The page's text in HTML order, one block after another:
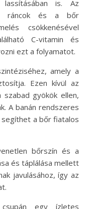
is. Az
ráncok és a bőr
csökkenésével
C-vitamin és
ezt a folyamatot.
amely a
Ezen kívül az
gyökök ellen,
A banán rendszeres
segíthet a bőr fiatalos
bőrszín és a
és táplálása mellett
javulásához, így az
egy ízletes